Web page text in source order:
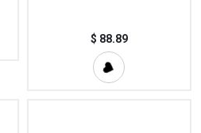
$ 88.89